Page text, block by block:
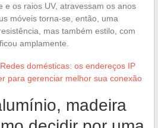
e os raios UV, atravessam os anos
móveis torna-se, então, uma
mas também estilo, com
amplamente.
Redes domésticas: os endereços IP
para gerenciar melhor sua conexão
madeira